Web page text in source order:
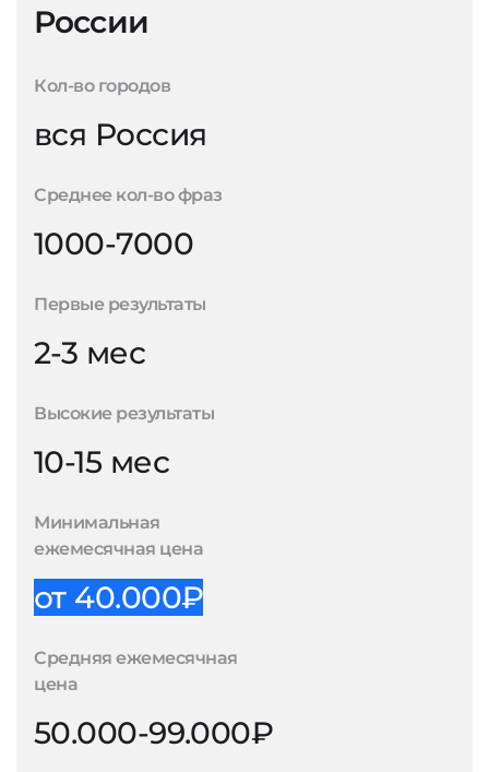
России
Кол-во городов
вся Россия
Среднее кол-во фраз
1000-7000
Первые результаты
2-3 мес
Высокие результаты
10-15 мес
Минимальная
ежемесячная цена
от 40.000₽
Средняя ежемесячная
цена
50.000-99.000₽